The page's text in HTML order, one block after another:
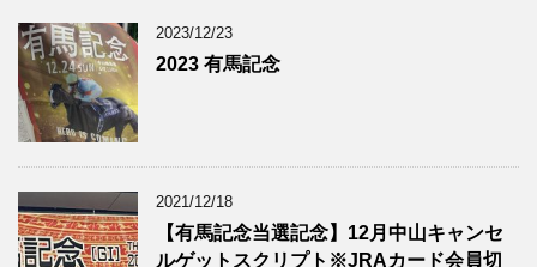
2023/12/23
2023 有馬記念
2021/12/18
【有馬記念当選記念】12月中山キャンセ
ルゲットスクリプト※JRAカード会員切